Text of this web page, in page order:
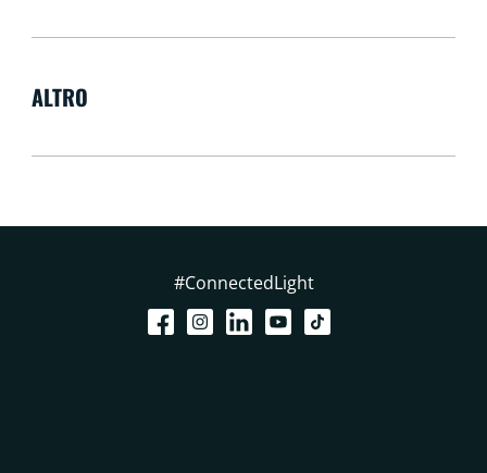
ALTRO
#ConnectedLight